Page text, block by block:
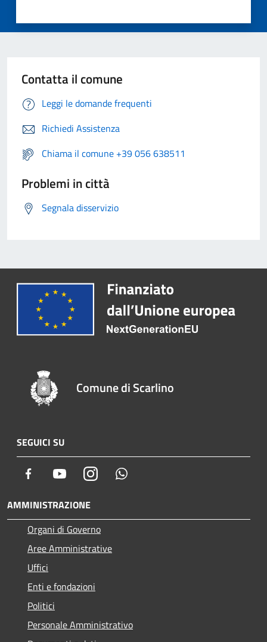
Contatta il comune
Leggi le domande frequenti
Richiedi Assistenza
Chiama il comune +39 056 638511
Problemi in città
Segnala disservizio
Comune di Scarlino
SEGUICI SU
Facebook YoutubeInstagram
AMMINISTRAZIONE
Organi di Governo
Aree Amministrative
Uffici
Enti e fondazioni
Politici
Personale Amministrativo